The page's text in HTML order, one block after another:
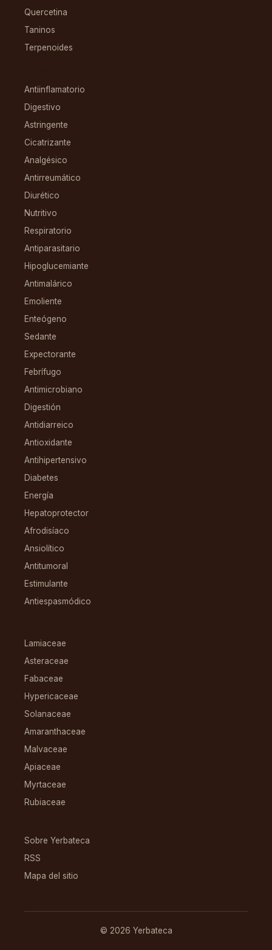
Quercetina
Taninos
Terpenoides
Antiinflamatorio
Digestivo
Astringente
Cicatrizante
Analgésico
Antirreumático
Diurético
Nutritivo
Respiratorio
Antiparasitario
Hipoglucemiante
Antimalárico
Emoliente
Enteógeno
Sedante
Expectorante
Febrífugo
Antimicrobiano
Digestión
Antidiarreico
Antioxidante
Antihipertensivo
Diabetes
Energía
Hepatoprotector
Afrodisíaco
Ansiolítico
Antitumoral
Estimulante
Antiespasmódico
Lamiaceae
Asteraceae
Fabaceae
Hypericaceae
Solanaceae
Amaranthaceae
Malvaceae
Apiaceae
Myrtaceae
Rubiaceae
Sobre Yerbateca
RSS
Mapa del sitio
© 2026 Yerbateca